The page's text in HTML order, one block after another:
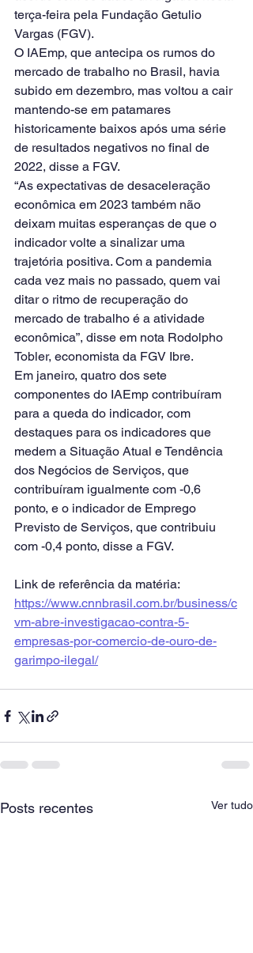
terça-feira pela Fundação Getulio
Vargas (FGV).
O IAEmp, que antecipa os rumos do
mercado de trabalho no Brasil, havia
subido em dezembro, mas voltou a cair
mantendo-se em patamares
historicamente baixos após uma série
de resultados negativos no final de
2022, disse a FGV.
“As expectativas de desaceleração
econômica em 2023 também não
deixam muitas esperanças de que o
indicador volte a sinalizar uma
trajetória positiva. Com a pandemia
cada vez mais no passado, quem vai
ditar o ritmo de recuperação do
mercado de trabalho é a atividade
econômica”, disse em nota Rodolpho
Tobler, economista da FGV Ibre.
Em janeiro, quatro dos sete
componentes do IAEmp contribuíram
para a queda do indicador, com
destaques para os indicadores que
medem a Situação Atual e Tendência
dos Negócios de Serviços, que
contribuíram igualmente com -0,6
ponto, e o indicador de Emprego
Previsto de Serviços, que contribuiu
com -0,4 ponto, disse a FGV.
Link de referência da matéria:
https://www.cnnbrasil.com.br/business/c
vm-abre-investigacao-contra-5-
empresas-por-comercio-de-ouro-de-
garimpo-ilegal/
Posts recentes Ver tudo